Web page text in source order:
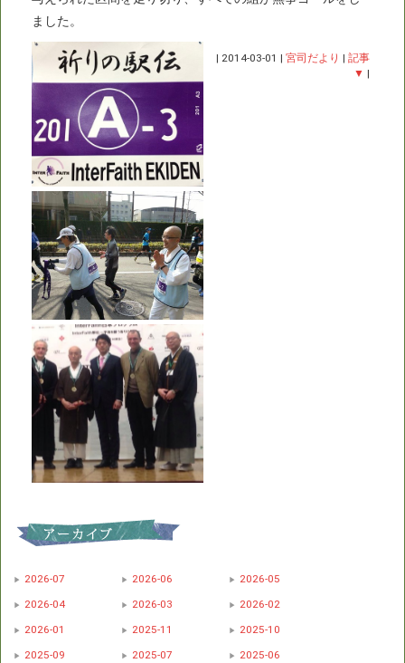
2026-07 2026-06
2026-05
2026-04
2026-03
2026-02
2026-01
2025-11
2025-10
2025-09
2025-07
2025-06
ました。
| 2014-03-01 |宮司だより |記事
▼ |